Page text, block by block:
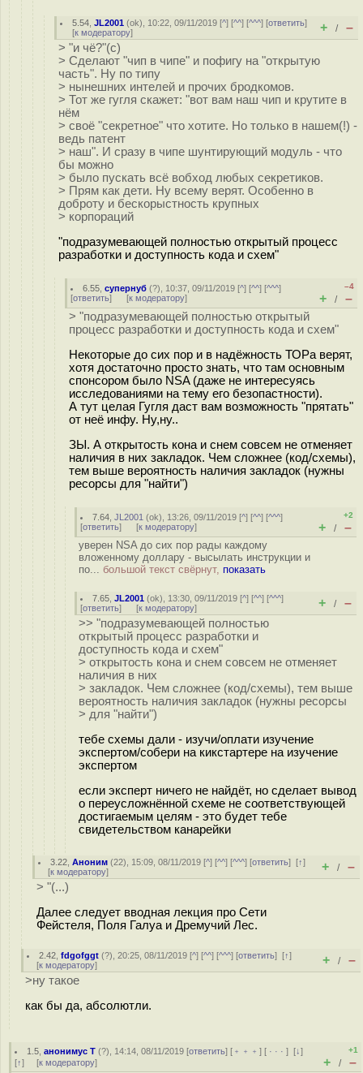
5.54 ,JL2001 (ok), 10:22, 09/11/2019 [^] [^^] [^^^] [ответить]
[к модератору] + / –
> "и чё?"(с)
> Сделают "чип в чипе" и пофигу на "открытую
часть". Ну по типу
> нынешних интелей и прочих бродкомов.
> Тот же гугля скажет: "вот вам наш чип и крутите в
нём
> своё "секретное" что хотите. Но только в нашем(!) -
ведь патент
> наш". И сразу в чипе шунтирующий модуль - что
бы можно
> было пускать всё вобход любых секретиков.
> Прям как дети. Ну всему верят. Особенно в
доброту и бескорыстность крупных
> корпораций
"подразумевающей полностью открытый процесс
разработки и доступность кода и схем"
6.55 ,супернуб (?), 10:37, 09/11/2019 [^] [^^] [^^^]
[ответить] [к модератору]
–4
+ / –
> "подразумевающей полностью открытый
процесс разработки и доступность кода и схем"
Некоторые до сих пор и в надёжность ТОРа верят,
хотя достаточно просто знать, что там основным
спонсором было NSA (даже не интересуясь
исследованиями на тему его безопастности).
А тут целая Гугля даст вам возможность "прятать"
от неё инфу. Ну,ну..
ЗЫ. А открытость кона и снем совсем не отменяет
наличия в них закладок. Чем сложнее (код/схемы),
тем выше вероятность наличия закладок (нужны
ресорсы для "найти")
7.64 ,JL2001 (ok), 13:26, 09/11/2019 [^] [^^] [^^^]
[ответить] [к модератору]
+2
+ / –
уверен NSA до сих пор рады каждому
вложенному доллару - высылать инструкции и
по... большой текст свёрнут, показать
7.65 ,JL2001 (ok), 13:30, 09/11/2019 [^] [^^] [^^^]
[ответить] [к модератору] + / –
>> "подразумевающей полностью
открытый процесс разработки и
доступность кода и схем"
> открытость кона и снем совсем не отменяет
наличия в них
> закладок. Чем сложнее (код/схемы), тем выше
вероятность наличия закладок (нужны ресорсы
> для "найти")
тебе схемы дали - изучи/оплати изучение
экспертом/собери на кикстартере на изучение
экспертом
если эксперт ничего не найдёт, но сделает вывод
о переусложнённой схеме не соответствующей
достигаемым целям - это будет тебе
свидетельством канарейки
3.22 ,Аноним (22), 15:09, 08/11/2019 [^] [^^] [^^^] [ответить][↑]
[к модератору] + / –
> "(...)
Далее следует вводная лекция про Сети
Фейстеля, Поля Галуа и Дремучий Лес.
2.42 ,fdgofggt (?), 20:25, 08/11/2019 [^] [^^] [^^^] [ответить][↑]
[к модератору] + / –
>ну такое
как бы да, абсолютли.
1.5 ,анонимус T (?), 14:14, 08/11/2019 [ответить] [ ﹢﹢﹢] [ · · ·][↓]
[↑] [к модератору]
+1
+ / –